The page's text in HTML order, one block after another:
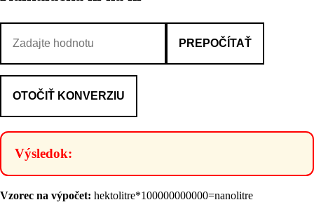
PREPOČÍTAŤ
OTOČIŤ KONVERZIU
Výsledok:
Vzorec na výpočet: hektolitre*100000000000=nanolitre